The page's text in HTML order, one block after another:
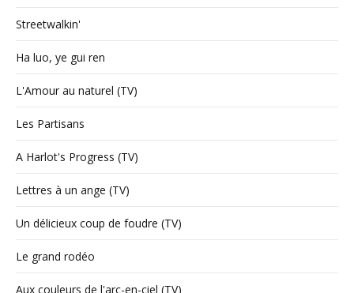
Streetwalkin'
Ha luo, ye gui ren
L'Amour au naturel (TV)
Les Partisans
A Harlot's Progress (TV)
Lettres à un ange (TV)
Un délicieux coup de foudre (TV)
Le grand rodéo
Aux couleurs de l'arc-en-ciel (TV)